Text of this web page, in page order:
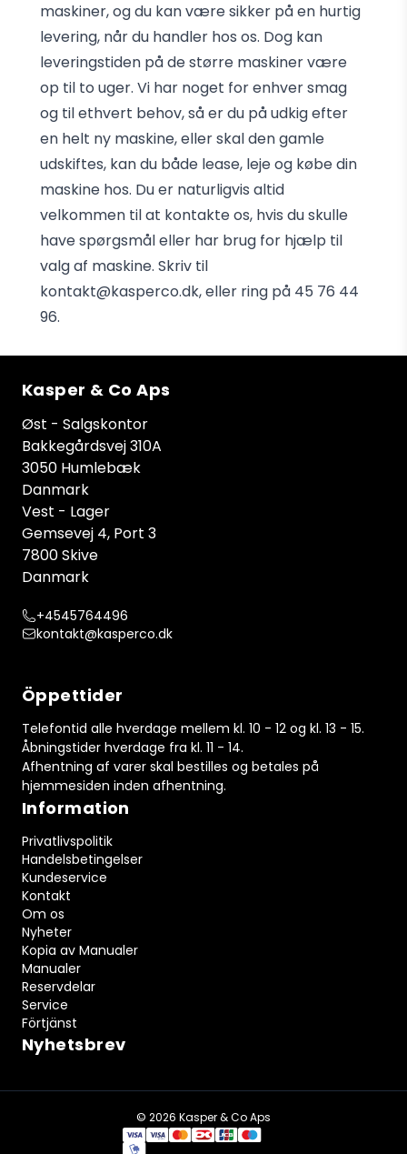
maskiner, og du kan være sikker på en hurtig
levering, når du handler hos os. Dog kan
leveringstiden på de større maskiner være
op til to uger. Vi har noget for enhver smag
og til ethvert behov, så er du på udkig efter
en helt ny maskine, eller skal den gamle
udskiftes, kan du både lease, leje og købe din
maskine hos. Du er naturligvis altid
velkommen til at kontakte os, hvis du skulle
have spørgsmål eller har brug for hjælp til
valg af maskine. Skriv til
kontakt@kasperco.dk, eller ring på 45 76 44
96.
Kasper & Co Aps
Øst - Salgskontor
Bakkegårdsvej 310A
3050 Humlebæk
Danmark
Vest - Lager
Gemsevej 4, Port 3
7800 Skive
Danmark
+4545764496
kontakt@kasperco.dk
Öppettider
Telefontid alle hverdage mellem kl. 10 - 12 og kl. 13 - 15.
Åbningstider hverdage fra kl. 11 - 14.
Afhentning af varer skal bestilles og betales på
hjemmesiden inden afhentning.
Information
Privatlivspolitik
Handelsbetingelser
Kundeservice
Kontakt
Om os
Nyheter
Kopia av Manualer
Manualer
Reservdelar
Service
Förtjänst
Nyhetsbrev
© 2026 Kasper & Co Aps